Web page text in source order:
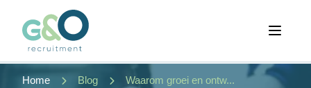
Open
Home Blog Waarom groei en ontw...